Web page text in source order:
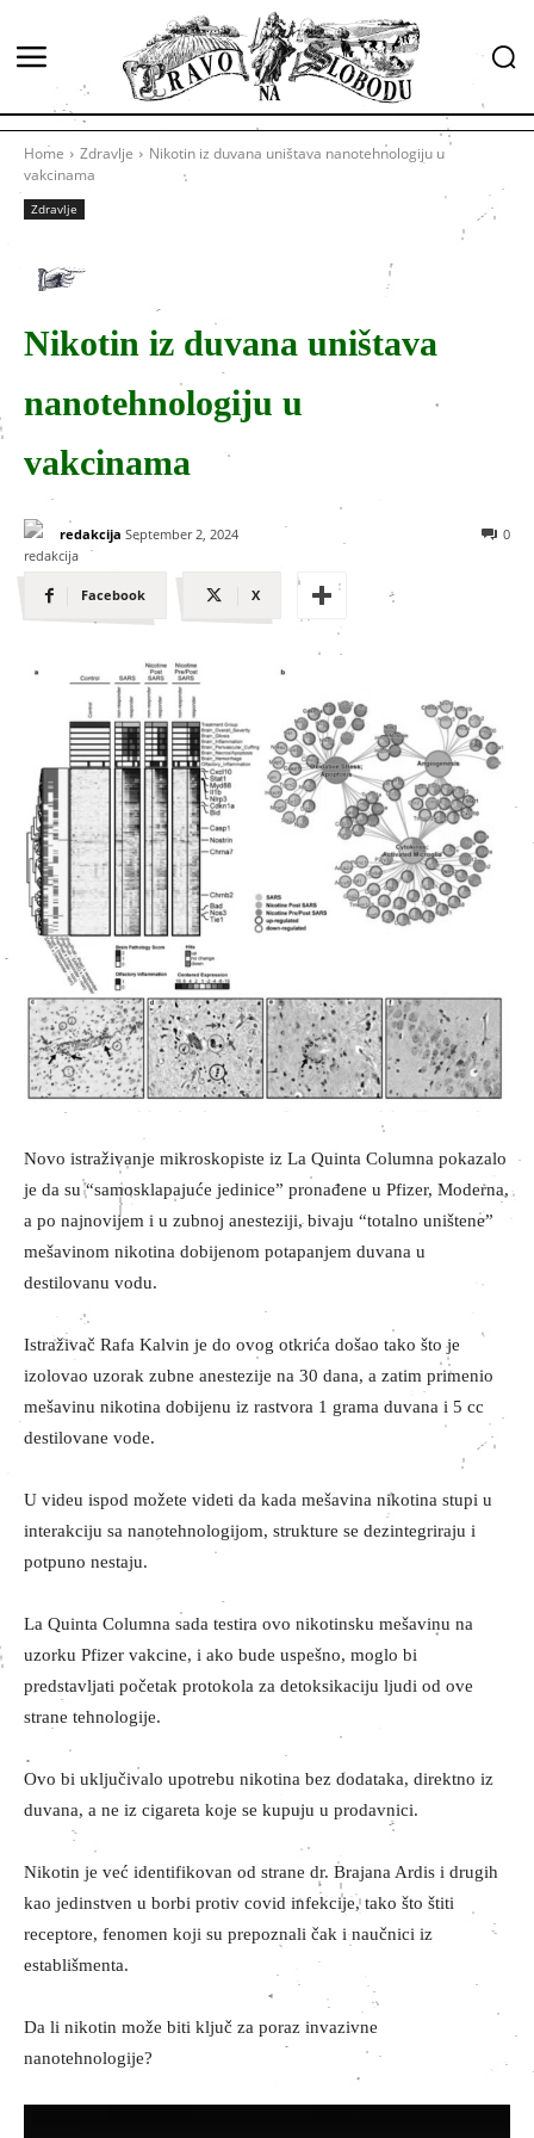
Home Zdravlje
Nikotin iz duvana uništava nanotehnologiju u
vakcinama
Zdravlje
Nikotin iz duvana uništava
nanotehnologiju u
vakcinama
redakcija September 2, 2024 0
Facebook X
Novo istraživanje mikroskopiste iz La Quinta Columna pokazalo
je da su “samosklapajuće jedinice” pronađene u Pfizer, Moderna,
a po najnovijem i u zubnoj anesteziji, bivaju “totalno uništene”
mešavinom nikotina dobijenom potapanjem duvana u
destilovanu vodu.
Istraživač Rafa Kalvin je do ovog otkrića došao tako što je
izolovao uzorak zubne anestezije na 30 dana, a zatim primenio
mešavinu nikotina dobijenu iz rastvora 1 grama duvana i 5 cc
destilovane vode.
U videu ispod možete videti da kada mešavina nikotina stupi u
interakciju sa nanotehnologijom, strukture se dezintegriraju i
potpuno nestaju.
La Quinta Columna sada testira ovo nikotinsku mešavinu na
uzorku Pfizer vakcine, i ako bude uspešno, moglo bi
predstavljati početak protokola za detoksikaciju ljudi od ove
strane tehnologije.
Ovo bi uključivalo upotrebu nikotina bez dodataka, direktno iz
duvana, a ne iz cigareta koje se kupuju u prodavnici.
Nikotin je već identifikovan od strane dr. Brajana Ardis i drugih
kao jedinstven u borbi protiv covid infekcije, tako što štiti
receptore, fenomen koji su prepoznali čak i naučnici iz
establišmenta.
Da li nikotin može biti ključ za poraz invazivne
nanotehnologije?